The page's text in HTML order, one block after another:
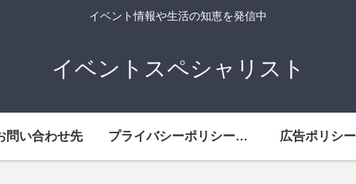
イベント情報や生活の知恵を発信中
イベントスペシャリスト
問い合わせ先 プライバシーポリシー・免責事項 広告ポリシー